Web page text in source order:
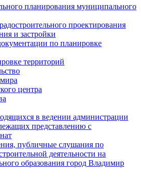
планирования муниципального
проектирования
и застройки
по планировке
территорий
центра
в ведении администрации
представлению с
публичные слушания по
деятельности на
образования город Владимир